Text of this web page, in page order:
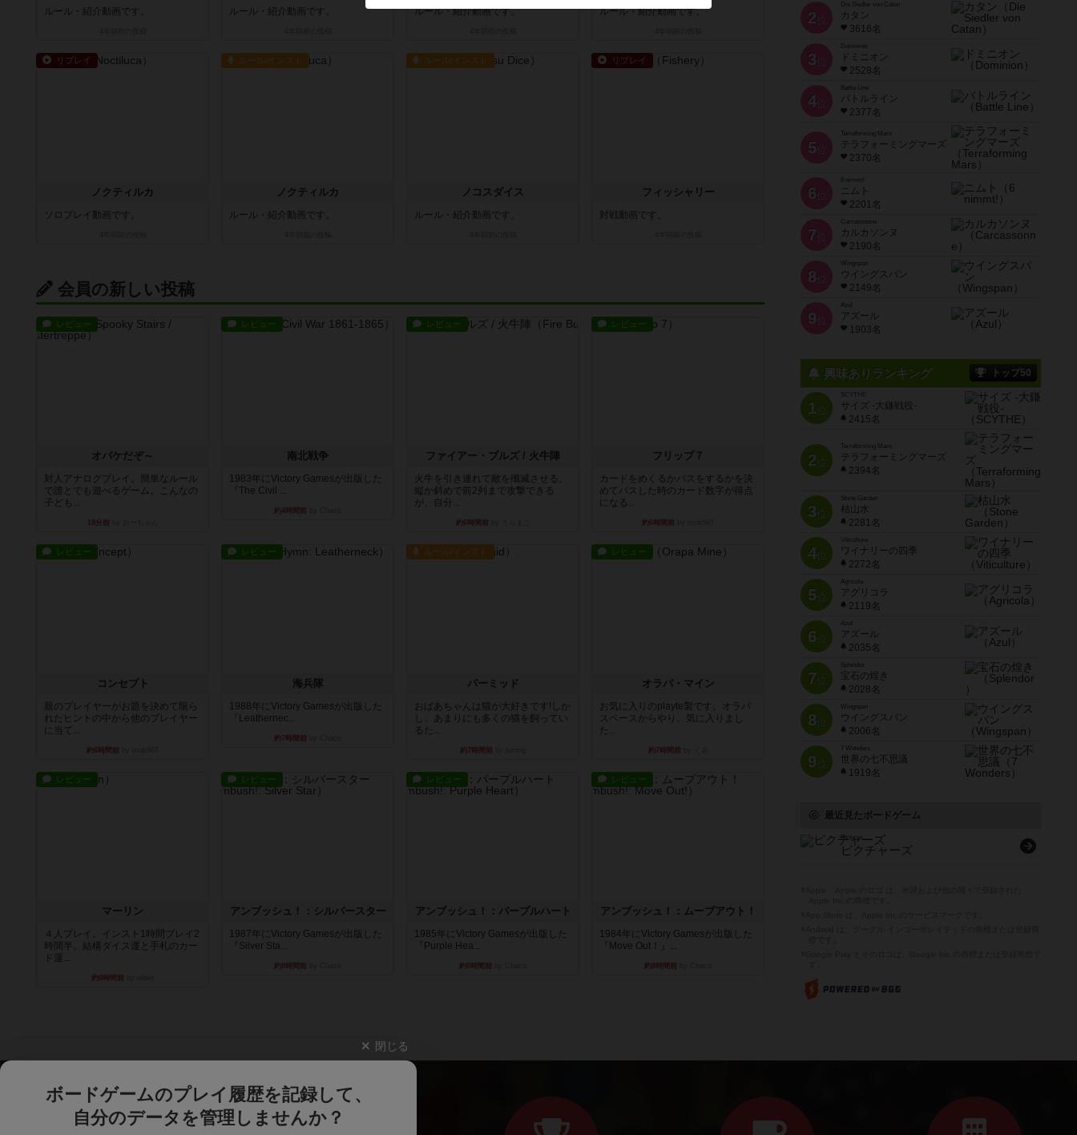
ルール・紹介動画です。 ルール・紹介動画です。 ルール・紹介動画です。 ルール・紹介動画です。
リプレイ
ノクティルカ
ソロプレイ動画です。
ルール/インスト
ノクティルカ
ルール・紹介動画です。
ルール/インスト
ノコスダイス
ルール・紹介動画です。
リプレイ
フィッシャリー
対戦動画です。
会員の新しい投稿
レビュー
オバケだぞ～
対人アナログプレイ。簡単なルール
で誰とでも遊べるゲーム。こんなの
子ども...
18分前
レビュー
南北戦争
1983年にVictory Gamesが出版した
『The Civil ...
約4時間前
レビュー
ファイアー・ブルズ / 火牛陣
火牛を引き連れて敵を殲滅させる。
縦か斜めで前2列まで攻撃できる
が、自分...
約6時間前
レビュー
フリップ７
カードをめくるかパスをするかを決
めてパスした時のカード数字が得点
になる...
約6時間前
レビュー
コンセプト
親のプレイヤーがお題を決めて限ら
れたヒントの中から他のプレイヤー
に当て...
約6時間前
レビュー
海兵隊
1988年にVictory Gamesが出版した
『Leathernec...
約7時間前
ルール/インスト
パーミッド
おばあちゃんは猫が大好きです!しか
し、あまりにも多くの猫を飼ってい
るた...
約7時間前
レビュー
オラパ・マイン
お気に入りのplayte製です。オラパ
スペースからやり、気に入りまし
た...
約7時間前
レビュー
マーリン
４人プレイ。インスト1時間プレイ2
時間半。結構ダイス運と手札のカー
ド運...
約8時間前
レビュー
アンブッシュ！：シルバースター
1987年にVictory Gamesが出版した
『Silver Sta...
約8時間前
レビュー
アンブッシュ！：パープルハート
1985年にVictory Gamesが出版した
『Purple Hea...
約8時間前
レビュー
アンブッシュ！：ムーブアウト！
1984年にVictory Gamesが出版した
『Move Out！』...
約8時間前
2 位
Die Siedler von Catan
カタン
3616名
3 位
ドミニオン
2528名
4位
Battle Line
バトルライン
2377名
5 位
Terraforming Mars
テラフォーミングマーズ
2370名
6 位
ニムト
2201名
7 位
Carcassonne
カルカソンヌ
2190名
8 位
Wingspan
ウイングスパン
2149名
9 位
Azul
アズール
1903名
興味ありランキング トップ50
1位
SCYTHE
サイズ -大鎌戦役-
2415名
2位
Terraforming Mars
テラフォーミングマーズ
2394名
3位
Stone Garden
枯山水
2281名
4位
Viticulture
ワイナリーの四季
2272名
5位
Agricola
アグリコラ
2119名
6位
Azul
アズール
2035名
7位
宝石の煌き
2028名
8位
Wingspan
ウイングスパン
2006名
9位
7 Wonders
世界の七不思議
1919名
最近見たボードゲーム
Pictures
ピクチャーズ
閉じる
ボードゲームのプレイ履歴を記録して、
自分のデータを管理しませんか？